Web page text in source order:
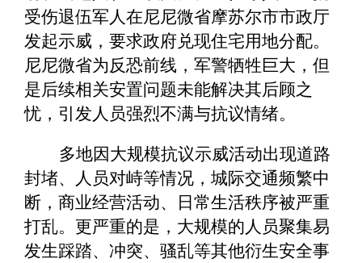
受伤退伍军人在尼尼微省摩苏尔市市政厅
发起示威，要求政府兑现住宅用地分配。
尼尼微省为反恐前线，军警牺牲巨大，但
是后续相关安置问题未能解决其后顾之
忧，引发人员强烈不满与抗议情绪。
多地因大规模抗议示威活动出现道路
封堵、人员对峙等情况，城际交通频繁中
断，商业经营活动、日常生活秩序被严重
打乱。更严重的是，大规模的人员聚集易
发生踩踏、冲突、骚乱等其他衍生安全事